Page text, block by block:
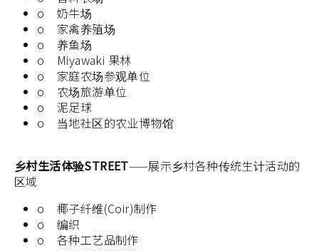
o 奶牛场
o 家禽养殖场
o 养鱼场
o Miyawaki 果林
o 家庭农场参观单位
o 农场旅游单位
o 泥足球
o 当地社区的农业博物馆
乡村生活体验STREET——展示乡村各种传统生计活动的
区域
o 椰子纤维(Coir)制作
o 编织
o 各种工艺品制作